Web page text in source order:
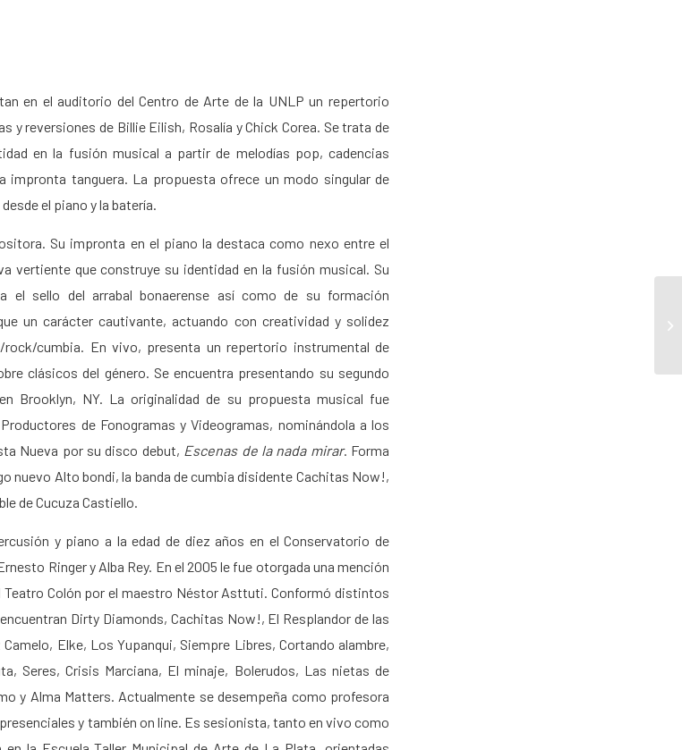
en el auditorio del Centro de Arte de la UNLP un repertorio
y reversiones de Billie Eilish, Rosalía y Chick Corea. Se trata de
en la fusión musical a partir de melodías pop, cadencias
impronta tanguera. La propuesta ofrece un modo singular de
el piano y la batería.
Su impronta en el piano la destaca como nexo entre el
vertiente que construye su identidad en la fusión musical. Su
el sello del arrabal bonaerense así como de su formación
un carácter cautivante, actuando con creatividad y solidez
cumbia. En vivo, presenta un repertorio instrumental de
clásicos del género. Se encuentra presentando su segundo
Brooklyn, NY. La originalidad de su propuesta musical fue
de Fonogramas y Videogramas, nominándola a los
Nueva por su disco debut, Escenas de la nada mirar. Forma
nuevo Alto bondi, la banda de cumbia disidente Cachitas Now!,
de Cucuza Castiello.
y piano a la edad de diez años en el Conservatorio de
Ringer y Alba Rey. En el 2005 le fue otorgada una mención
Teatro Colón por el maestro Néstor Asttuti. Conformó distintos
Dirty Diamonds, Cachitas Now!, El Resplandor de las
Elke, Los Yupanqui, Siempre Libres, Cortando alambre,
Seres, Crisis Marciana, El minaje, Bolerudos, Las nietas de
y Alma Matters. Actualmente se desempeña como profesora
y también on line. Es sesionista, tanto en vivo como